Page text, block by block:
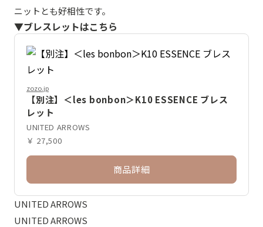
ニットとも好相性です。
▼ブレスレットはこちら
zozo.jp
【別注】＜les bonbon＞K10 ESSENCE ブレス
レット
UNITED ARROWS
￥ 27,500
商品詳細
UNITED ARROWS
UNITED ARROWS